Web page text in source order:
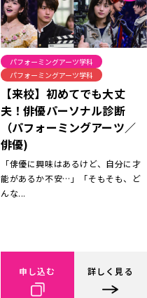
パフォーミングアーツ学科
パフォーミングアーツ学科
【来校】初めてでも大丈
夫！俳優パーソナル診断
（パフォーミングアーツ／
俳優)
「俳優に興味はあるけど、自分に才
能があるか不安…」「そもそも、ど
んな...
申し込む 詳しく見る